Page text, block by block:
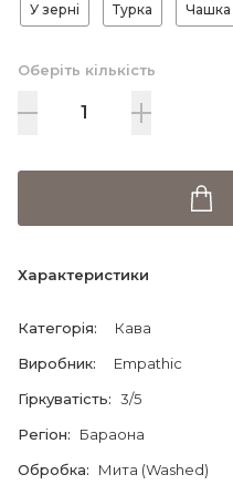
У зерні Турка Чашка
Оберіть кількість
Характеристики
Категорія:
Кава
Виробник:
Empathic
Гіркуватість: 3/5
Регіон:
Бараона
Обробка:
Мита (Washed)